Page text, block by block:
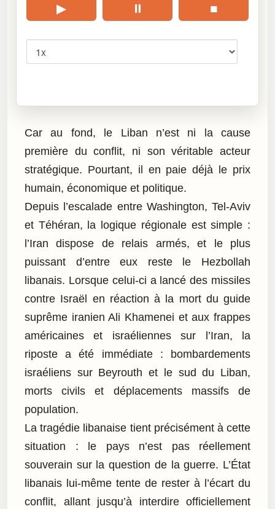
▶ ⏸ ■
Car au fond, le Liban n’est ni la cause
première du conflit, ni son véritable acteur
stratégique. Pourtant, il en paie déjà le prix
humain, économique et politique.
Depuis l’escalade entre Washington, Tel-Aviv
et Téhéran, la logique régionale est simple :
l’Iran dispose de relais armés, et le plus
puissant d’entre eux reste le Hezbollah
libanais. Lorsque celui-ci a lancé des missiles
contre Israël en réaction à la mort du guide
suprême iranien Ali Khamenei et aux frappes
américaines et israéliennes sur l’Iran, la
riposte a été immédiate : bombardements
israéliens sur Beyrouth et le sud du Liban,
morts civils et déplacements massifs de
population.
La tragédie libanaise tient précisément à cette
situation : le pays n’est pas réellement
souverain sur la question de la guerre. L’État
libanais lui-même tente de rester à l’écart du
conflit, allant jusqu’à interdire officiellement